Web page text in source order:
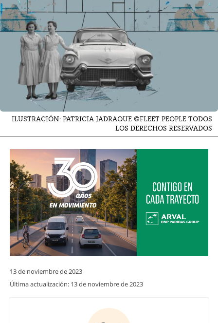
ILUSTRACIÓN: PATRICIA JADRAQUE ©FLEET PEOPLE TODOS
LOS DERECHOS RESERVADOS
13 de noviembre de 2023
Última actualización: 13 de noviembre de 2023